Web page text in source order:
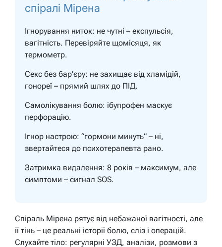
спіралі Мірена
Ігнорування ниток: не чутні – експульсія,
вагітність. Перевіряйте щомісяця, як
термометр.
Секс без бар’єру: не захищає від хламідій,
гонореї – прямий шлях до ПІД.
Самолікування болю: ібупрофен маскує
перфорацію.
Ігнор настрою: “гормони минуть” – ні,
звертайтеся до психотерапевта рано.
Затримка видалення: 8 років – максимум, але
симптоми – сигнал SOS.
Спіраль Мірена рятує від небажаної вагітності, але
її тінь – це реальні історії болю, сліз і операцій.
Слухайте тіло: регулярні УЗД, аналізи, розмови з